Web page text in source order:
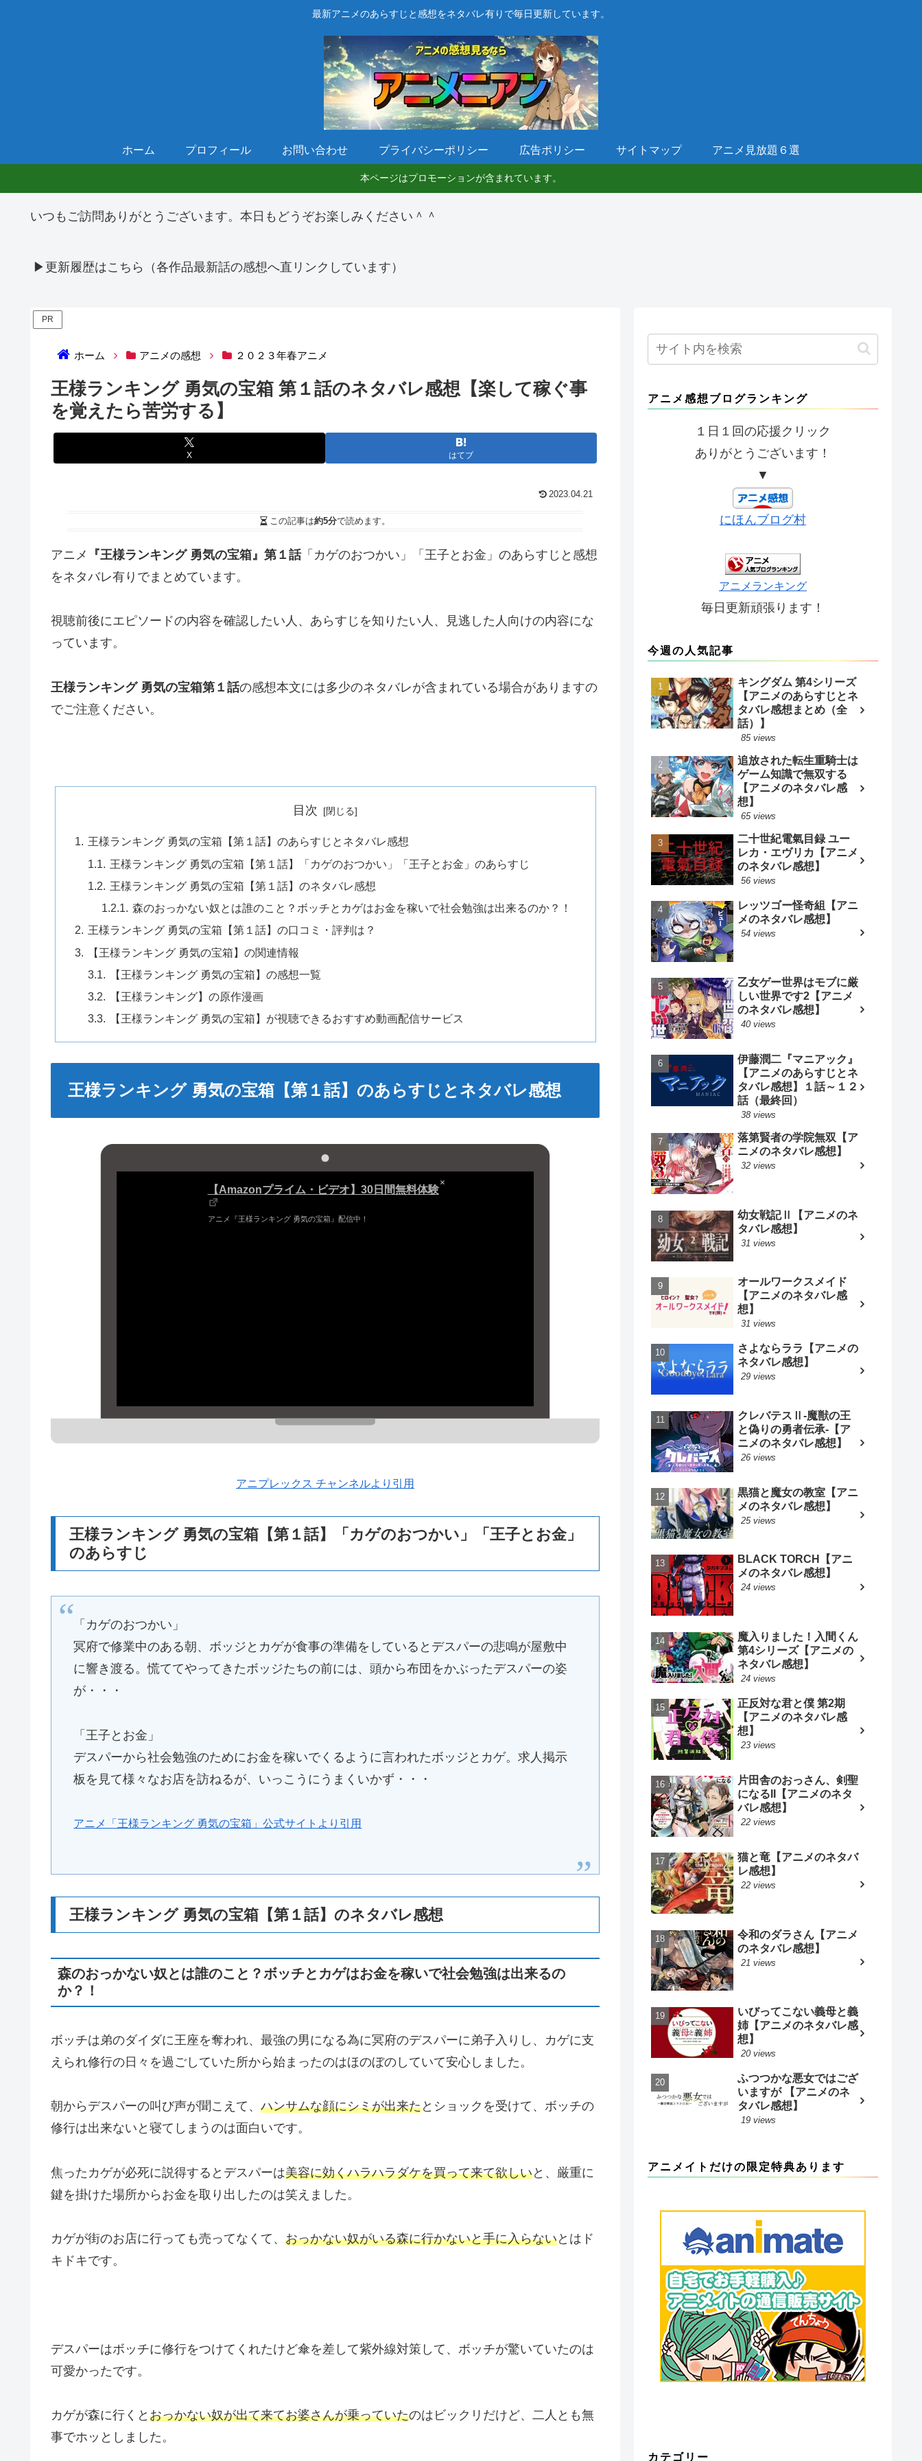
最新アニメのあらすじと感想をネタバレ有りで毎日更新しています。
ホーム プロフィール お問い合わせ プライバシーポリシー 広告ポリシー サイトマップ アニメ見放題６選
本ページはプロモーションが含まれています。
いつもご訪問ありがとうございます。本日もどうぞお楽しみください＾＾
▶更新履歴はこちら（各作品最新話の感想へ直リンクしています）
PR
ホーム アニメの感想 ２０２３年春アニメ
王様ランキング 勇気の宝箱 第１話のネタバレ感想【楽して稼ぐ事
を覚えたら苦労する】
X はてブ
2023.04.21
この記事は約5分で読めます。
アニメ 『王様ランキング 勇気の宝箱』第１話「カゲのおつかい」「王子とお金」のあらすじと感想
をネタバレ有りでまとめています。
視聴前後にエピソードの内容を確認したい人、あらすじを知りたい人、見逃した人向けの内容にな
っています。
王様ランキング 勇気の宝箱第１話の感想本文には多少のネタバレが含まれている場合がありますの
でご注意ください。
目次
王様ランキング 勇気の宝箱【第１話】のあらすじとネタバレ感想
王様ランキング 勇気の宝箱【第１話】「カゲのおつかい」「王子とお金」のあらすじ
王様ランキング 勇気の宝箱【第１話】のネタバレ感想
森のおっかない奴とは誰のこと？ボッチとカゲはお金を稼いで社会勉強は出来るのか？！
王様ランキング 勇気の宝箱【第１話】の口コミ・評判は？
【王様ランキング 勇気の宝箱】の関連情報
【王様ランキング 勇気の宝箱】の感想一覧
【王様ランキング】の原作漫画
【王様ランキング 勇気の宝箱】が視聴できるおすすめ動画配信サービス
王様ランキング 勇気の宝箱【第１話】のあらすじとネタバレ感想
【Amazonプライム・ビデオ】30日間無料体験
アニメ『王様ランキング 勇気の宝箱』配信中！
アニプレックス チャンネルより引用
王様ランキング 勇気の宝箱【第１話】「カゲのおつかい」「王子とお金」
のあらすじ
「カゲのおつかい」
冥府で修業中のある朝、ボッジとカゲが食事の準備をしているとデスパーの悲鳴が屋敷中
に響き渡る。慌ててやってきたボッジたちの前には、頭から布団をかぶったデスパーの姿
が・・・
「王子とお金」
デスパーから社会勉強のためにお金を稼いでくるように言われたボッジとカゲ。求人掲示
板を見て様々なお店を訪ねるが、いっこうにうまくいかず・・・
アニメ「王様ランキング 勇気の宝箱」公式サイトより引用
王様ランキング 勇気の宝箱【第１話】のネタバレ感想
森のおっかない奴とは誰のこと？ボッチとカゲはお金を稼いで社会勉強は出来るの
か？！
ボッチは弟のダイダに王座を奪われ、最強の男になる為に冥府のデスパーに弟子入りし、カゲに支
えられ修行の日々を過ごしていた所から始まったのはほのぼのしていて安心しました。
朝からデスパーの叫び声が聞こえて、 ハンサムな顔にシミが出来たとショックを受けて、ボッチの
修行は出来ないと寝てしまうのは面白いです。
焦ったカゲが必死に説得するとデスパーは美容に効くハラハラダケを買って来て欲しいと、厳重に
鍵を掛けた場所からお金を取り出したのは笑えました。
カゲが街のお店に行っても売ってなくて、 おっかない奴がいる森に行かないと手に入らないとはド
キドキです。
デスパーはボッチに修行をつけてくれたけど傘を差して紫外線対策して、ボッチが驚いていたのは
可愛かったです。
カゲが森に行くと おっかない奴が出て来てお婆さんが乗っていたのはビックリだけど、二人とも無
事でホッとしました。
アニメ感想ブログランキング
１日１回の応援クリック
ありがとうございます！
▼
にほんブログ村
アニメランキング
毎日更新頑張ります！
今週の人気記事
キングダム 第4シリーズ
【アニメのあらすじとネ
タバレ感想まとめ（全
話）】
85 views
追放された転生重騎士は
ゲーム知識で無双する
【アニメのネタバレ感
想】
65 views
二十世紀電氣目録 ユー
レカ・エヴリカ【アニメ
のネタバレ感想】
56 views
レッツゴー怪奇組【アニ
メのネタバレ感想】
54 views
乙女ゲー世界はモブに厳
しい世界です2【アニメ
のネタバレ感想】
40 views
伊藤潤二『マニアック』
【アニメのあらすじとネ
タバレ感想】１話～１２
話（最終回）
38 views
落第賢者の学院無双【ア
ニメのネタバレ感想】
32 views
幼女戦記Ⅱ【アニメのネ
タバレ感想】
31 views
オールワークスメイド
【アニメのネタバレ感
想】
31 views
さよならララ【アニメの
ネタバレ感想】
29 views
クレバテスⅡ-魔獣の王
と偽りの勇者伝承-【ア
ニメのネタバレ感想】
26 views
黒猫と魔女の教室【アニ
メのネタバレ感想】
25 views
BLACK TORCH【アニ
メのネタバレ感想】
24 views
魔入りました！入間くん
第4シリーズ【アニメの
ネタバレ感想】
24 views
正反対な君と僕 第2期
【アニメのネタバレ感
想】
23 views
片田舎のおっさん、剣聖
になるII【アニメのネタ
バレ感想】
22 views
猫と竜【アニメのネタバ
レ感想】
22 views
令和のダラさん【アニメ
のネタバレ感想】
21 views
いびってこない義母と義
姉【アニメのネタバレ感
想】
20 views
ふつつかな悪女ではござ
いますが 【アニメのネ
タバレ感想】
19 views
アニメイトだけの限定特典あります
カテゴリー